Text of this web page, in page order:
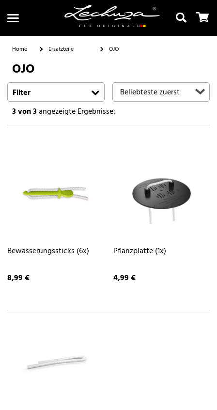
Suchen
Home Ersatzteile OJO
OJO
Filter
3von 3angezeigte Ergebnisse:
Bewässerungssticks (6x)
8,99 €
Pflanzplatte (1x)
4,99 €